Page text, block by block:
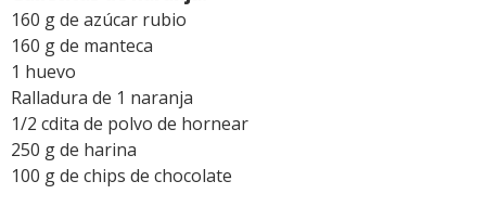
160 g de azúcar rubio
160 g de manteca
1 huevo
Ralladura de 1 naranja
1/2 cdita de polvo de hornear
250 g de harina
100 g de chips de chocolate